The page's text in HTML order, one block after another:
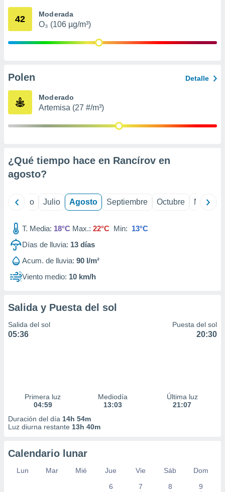
mediante
publicidad
de
42 Moderada
O₃ (106 µg/m³)
Polen Detalle
Moderado
Artemisa (27 #/m³)
¿Qué tiempo hace en Rancírov en
agosto?
Junio Julio Agosto Septiembre Octubre
T. Media: 18°C Max.: 22°C Min: 13°C
Días de lluvia: 13 días
Acum. de lluvia: 90 l/m²
Viento medio: 10 km/h
Salida y Puesta del sol
Salida del sol
05:36
Puesta del sol
20:30
Primera luz
04:59
Mediodía
13:03
Última luz
21:07
Duración del día 14h 54m
Luz diurna restante 13h 40m
Calendario lunar
Lun Mar Mié Jue Vie Sáb
Dom
6
7 8 9